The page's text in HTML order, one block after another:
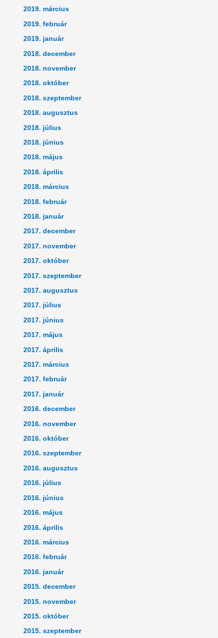
2019. március
2019. február
2019. január
2018. december
2018. november
2018. október
2018. szeptember
2018. augusztus
2018. július
2018. június
2018. május
2018. április
2018. március
2018. február
2018. január
2017. december
2017. november
2017. október
2017. szeptember
2017. augusztus
2017. július
2017. június
2017. május
2017. április
2017. március
2017. február
2017. január
2016. december
2016. november
2016. október
2016. szeptember
2016. augusztus
2016. július
2016. június
2016. május
2016. április
2016. március
2016. február
2016. január
2015. december
2015. november
2015. október
2015. szeptember